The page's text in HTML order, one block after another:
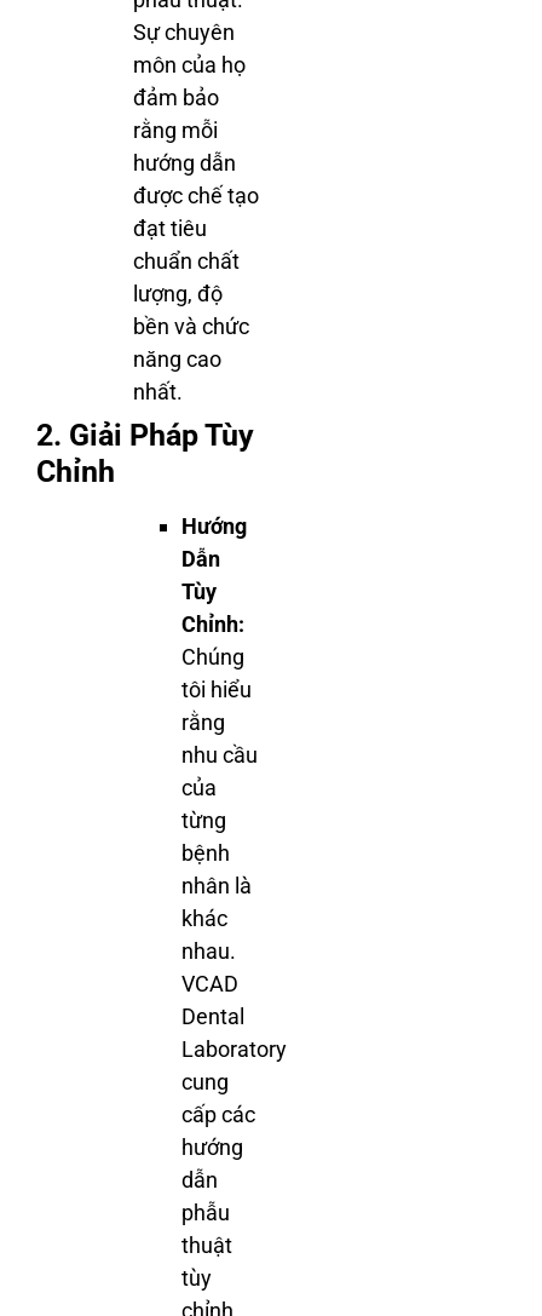
Sự chuyên
môn của họ
đảm bảo
rằng mỗi
hướng dẫn
được chế tạo
đạt tiêu
chuẩn chất
lượng, độ
bền và chức
năng cao
nhất.
2. Giải Pháp Tùy
Chỉnh
Hướng
Dẫn
Tùy
Chỉnh:
Chúng
tôi hiểu
rằng
nhu cầu
của
từng
bệnh
nhân là
khác
nhau.
VCAD
Dental
Laboratory
cung
cấp các
hướng
dẫn
phẫu
thuật
tùy
chỉnh